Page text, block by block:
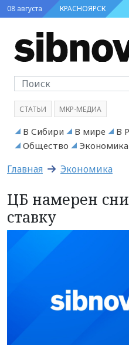
08 августа КРАСНОЯРСК
СТАТЬИ МКР-МЕДИА
В Сибири В мире В
Общество
Экономика
Главная Экономика
ЦБ намерен
ставку